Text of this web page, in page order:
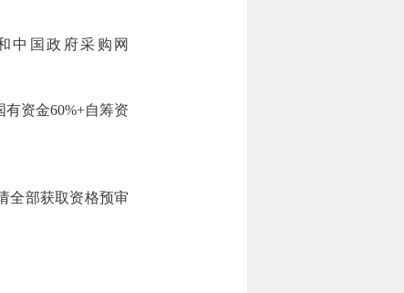
中国政府采购网
资金60%+自筹资
全部获取资格预审